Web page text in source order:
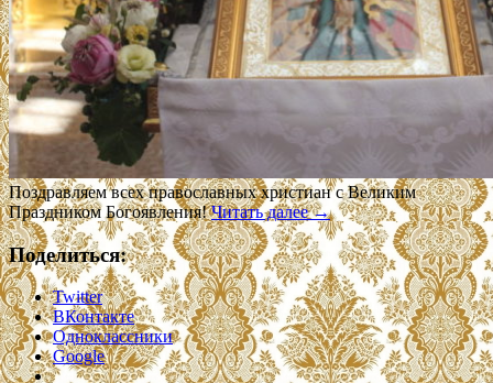
Поздравляем всех православных христиан с Великим
Праздником Богоявления!Читать далее→
Поделиться:
Twitter
ВКонтакте
Одноклассники
Google